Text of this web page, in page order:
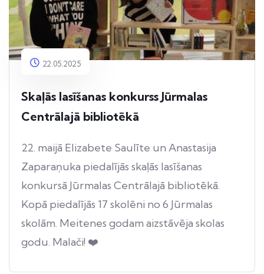
22.05.2025
Skaļās lasīšanas konkurss Jūrmalas
Centrālajā bibliotēkā
22. maijā Elizabete Saulīte un Anastasija
Zaparaņuka piedalījās skaļās lasīšanas
konkursā Jūrmalas Centrālajā bibliotēkā.
Kopā piedalījās 17 skolēni no 6 Jūrmalas
skolām. Meitenes godam aizstāvēja skolas
godu. Malači! ❤️